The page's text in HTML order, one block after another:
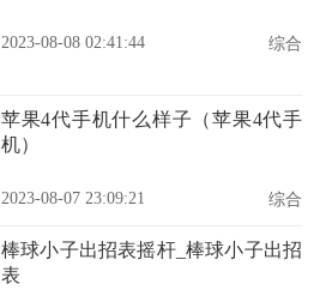
2023-08-08 02:41:44 综合
苹果4代手机什么样子（苹果4代手
机）
2023-08-07 23:09:21 综合
棒球小子出招表摇杆_棒球小子出招
表